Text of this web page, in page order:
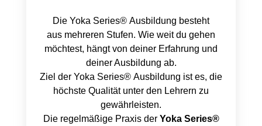
DieYoka Series® Ausbildung besteht
aus mehreren Stufen. Wie weit du gehen
möchtest, hängt von deiner Erfahrung und
deiner Ausbildung ab.
Ziel derYoka Series® Ausbildung istes, die
höchste Qualität unter den Lehrern zu
gewährleisten.
Die regelmäßige Praxis der Yoka Series®